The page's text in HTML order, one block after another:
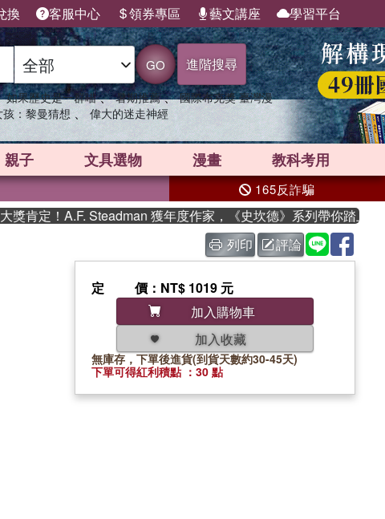
換 客服中心 領券專區 藝文講座 學習平台
GO 進階搜尋
如果歷史是一群喵 、 暑期推薦 、 國際布克獎 臺灣漫
：黎曼猜想 、 偉大的迷走神經
親子 文具選物 漫畫 教科考用
165反詐騙
定！A.F. Steadman 獲年度作家，《史坎德》系列帶你踏上熱血奇
列印 評論
定價 ：NT$ 1019 元
加入購物車
加入收藏
無庫存，下單後進貨(到貨天數約30-45天)
下單可得紅利積點 ：30 點